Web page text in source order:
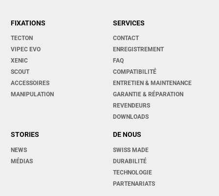
FIXATIONS
TECTON
VIPEC EVO
XENIC
SCOUT
ACCESSOIRES
MANIPULATION
SERVICES
CONTACT
ENREGISTREMENT
FAQ
COMPATIBILITÉ
ENTRETIEN & MAINTENANCE
GARANTIE & RÉPARATION
REVENDEURS
DOWNLOADS
STORIES
NEWS
MÉDIAS
DE NOUS
SWISS MADE
DURABILITÉ
TECHNOLOGIE
PARTENARIATS